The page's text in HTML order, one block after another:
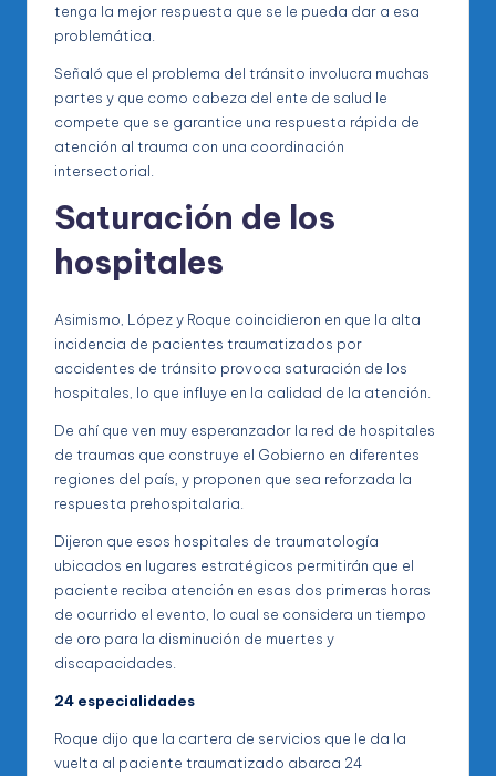
tenga la mejor respuesta que se le pueda dar a esa
problemática.
Señaló que el problema del tránsito involucra muchas
partes y que como cabeza del ente de salud le
compete que se garantice una respuesta rápida de
atención al trauma con una coordinación
intersectorial.
Saturación de los
hospitales
Asimismo, López y Roque coincidieron en que la alta
incidencia de pacientes traumatizados por
accidentes de tránsito provoca saturación de los
hospitales, lo que influye en la calidad de la atención.
De ahí que ven muy esperanzador la red de hospitales
de traumas que construye el Gobierno en diferentes
regiones del país, y proponen que sea reforzada la
respuesta prehospitalaria.
Dijeron que esos hospitales de traumatología
ubicados en lugares estratégicos permitirán que el
paciente reciba atención en esas dos primeras horas
de ocurrido el evento, lo cual se considera un tiempo
de oro para la disminución de muertes y
discapacidades.
24 especialidades
Roque dijo que la cartera de servicios que le da la
vuelta al paciente traumatizado abarca 24